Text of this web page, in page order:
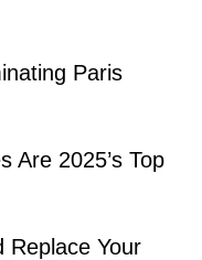
Paris
Are 2025’s Top
Replace Your